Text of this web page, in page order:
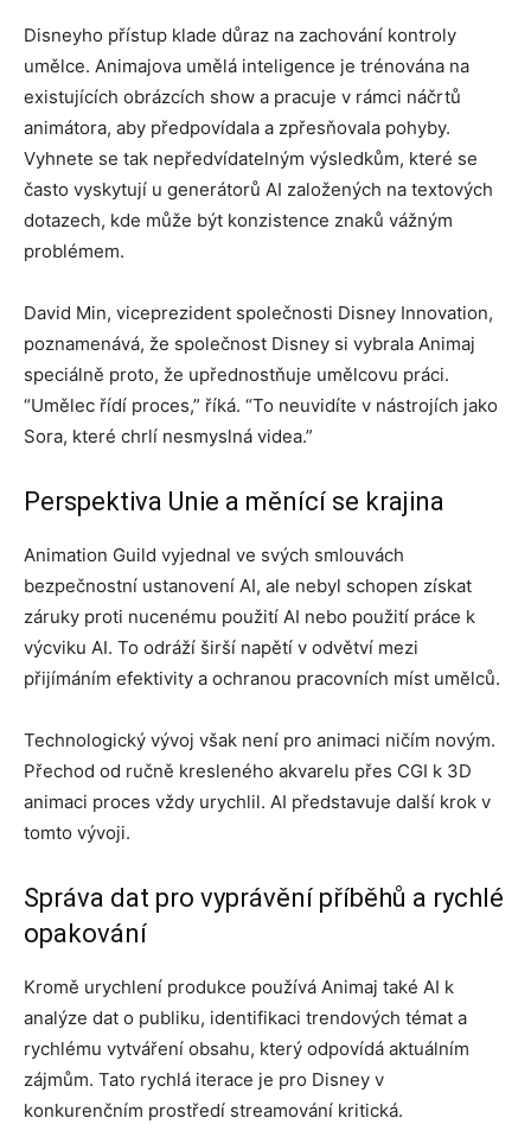
Disneyho přístup klade důraz na zachování kontroly
umělce. Animajova umělá inteligence je trénována na
existujících obrázcích show a pracuje v rámci náčrtů
animátora, aby předpovídala a zpřesňovala pohyby.
Vyhnete se tak nepředvídatelným výsledkům, které se
často vyskytují u generátorů AI založených na textových
dotazech, kde může být konzistence znaků vážným
problémem.
David Min, viceprezident společnosti Disney Innovation,
poznamenává, že společnost Disney si vybrala Animaj
speciálně proto, že upřednostňuje umělcovu práci.
“Umělec řídí proces,” říká. “To neuvidíte v nástrojích jako
Sora, které chrlí nesmyslná videa.”
Perspektiva Unie a měnící se krajina
Animation Guild vyjednal ve svých smlouvách
bezpečnostní ustanovení AI, ale nebyl schopen získat
záruky proti nucenému použití AI nebo použití práce k
výcviku AI. To odráží širší napětí v odvětví mezi
přijímáním efektivity a ochranou pracovních míst umělců.
Technologický vývoj však není pro animaci ničím novým.
Přechod od ručně kresleného akvarelu přes CGI k 3D
animaci proces vždy urychlil. AI představuje další krok v
tomto vývoji.
Správa dat pro vyprávění příběhů a rychlé
opakování
Kromě urychlení produkce používá Animaj také AI k
analýze dat o publiku, identifikaci trendových témat a
rychlému vytváření obsahu, který odpovídá aktuálním
zájmům. Tato rychlá iterace je pro Disney v
konkurenčním prostředí streamování kritická.